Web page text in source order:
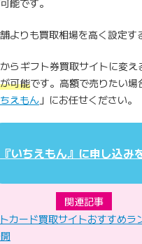
能です。
よりも買取相場を高く設定す
らギフト券買取サイトに変え
可能です。高額で売りたい
えもん 」にお任せください。
『いちえもん』に申し込み
関連記事
カード買取サイトおすすめラ